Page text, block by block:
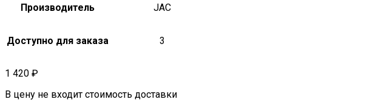
Производитель JAC
Доступно для заказа 3
1 420 ₽
В цену не входит стоимость доставки